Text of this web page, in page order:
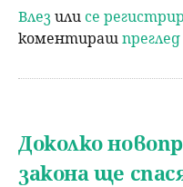
Влезили се
коментирашпреглед
Доколко
закона ще